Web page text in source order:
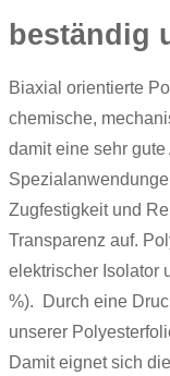
beständig
Biaxial orientierte
chemische,
damit eine sehr
Zugfestigkeit und
Transparenz auf.
elektrischer Isolator
%). Durch eine
unserer
Damit eignet sich